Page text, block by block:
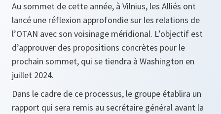
Au sommet de cette année, à Vilnius, les Alliés ont
lancé une réflexion approfondie sur les relations de
l’OTAN avec son voisinage méridional. L’objectif est
d’approuver des propositions concrètes pour le
prochain sommet, qui se tiendra à Washington en
juillet 2024.
Dans le cadre de ce processus, le groupe établira un
rapport qui sera remis au secrétaire général avant la